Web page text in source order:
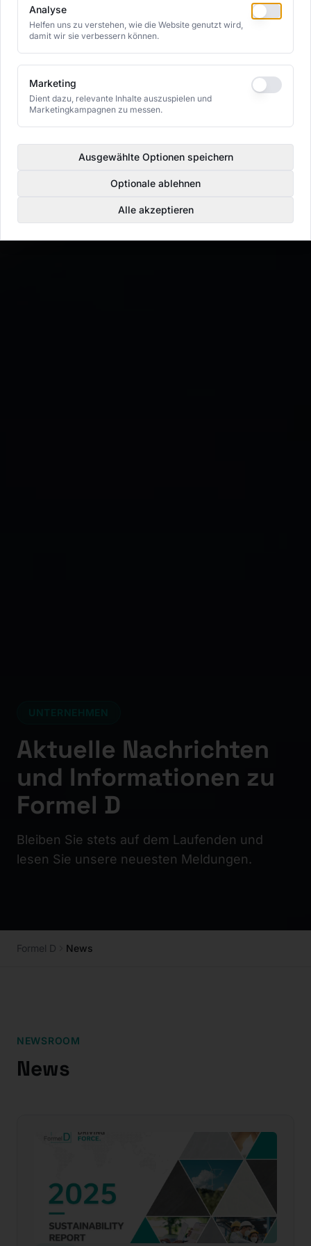
Aktuelle Nachrichten
und Informationen zu
Formel D
Bleiben Sie stets auf dem Laufenden und
lesen Sie unsere neuesten Meldungen.
Formel D News
NEWSROOM
News
Analyse
Helfen uns zu verstehen, wie die Website genutzt wird,
damit wir sie verbessern können.
Marketing
Dient dazu, relevante Inhalte auszuspielen und
Marketingkampagnen zu messen.
Ausgewählte Optionen speichern
Optionale ablehnen
Alle akzeptieren